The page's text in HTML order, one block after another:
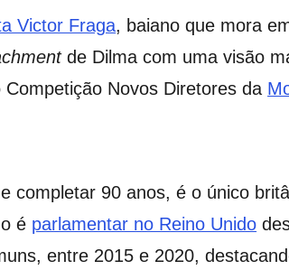
Victor Fraga, baiano que mora
de Dilma com uma visão
Novos Diretores da
completar 90 anos, é o único
é parlamentar no Reino Unido
entre 2015 e 2020,